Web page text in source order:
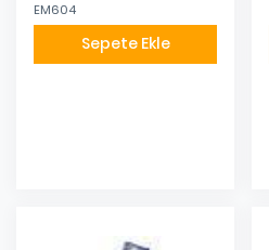
EM604
Sepete Ekle